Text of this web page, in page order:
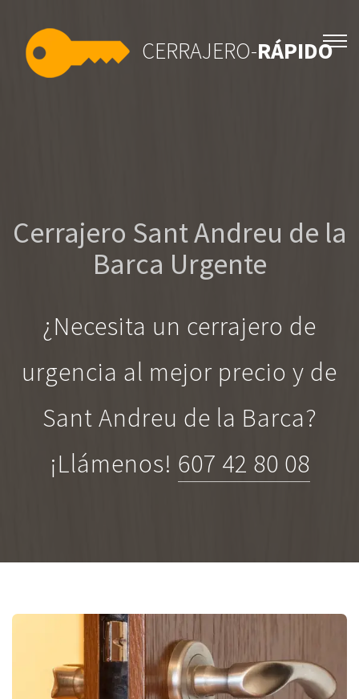
CERRAJERO-RÁPIDO
Cerrajero Sant Andreu de la
Barca Urgente
¿Necesita un cerrajero de
urgencia al mejor precio y de
Sant Andreu de la Barca?
¡Llámenos! 607 42 80 08